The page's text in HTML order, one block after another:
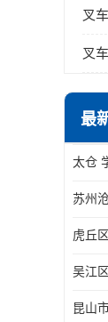
叉
叉
最
太仓